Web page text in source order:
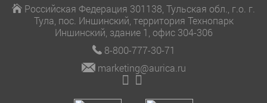
Российская Федерация 301138, Тульская обл., г.о. г.
Тула, пос. Иншинский, территория Технопарк
Иншинский, здание 1, офис 304-306
8-800-777-30-71
marketing@aurica.ru